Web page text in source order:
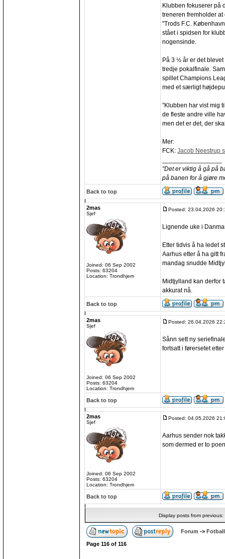
Klubben fokuserer på
treneren fremholder
"Trods F.C.
stået i spidsen for
nogensinde.
På 3 ½ år er det
tredje pokalfinale.
spillet Champions
med et særligt
”Klubben har vist mig
de fleste andre ville
men det er det, der
Mer:
FCK: Jacob Neestrup
"Det er viktig å gå på
på banen for å gjøre
Back to top
2mas
Sjef
Joined: 06 Sep 2002
Posts: 63204
Location: Trondhjem
Posted: 23.04.2026
Lignende uke i
Etter tidvis å ha ledet
Aarhus etter å ha gitt
mandag snudde
Midtjylland kan derfor
akkurat nå.
Back to top
2mas
Sjef
Joined: 06 Sep 2002
Posts: 63204
Location: Trondhjem
Posted: 26.04.2026
Sånn sett ny
fortsatt i førersetet
Back to top
2mas
Sjef
Joined: 06 Sep 2002
Posts: 63204
Location: Trondhjem
Posted: 04.05.2026
Aarhus sender nok
som dermed er to
Back to top
Display posts from previous:
Forum ->
Page 116 of 116